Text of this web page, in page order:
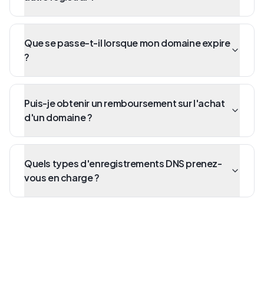
Que se passe-t-il lorsque mon domaine expire
?
Puis-je obtenir un remboursement sur l'achat
d'un domaine ?
Quels types d'enregistrements DNS prenez-
vous en charge ?